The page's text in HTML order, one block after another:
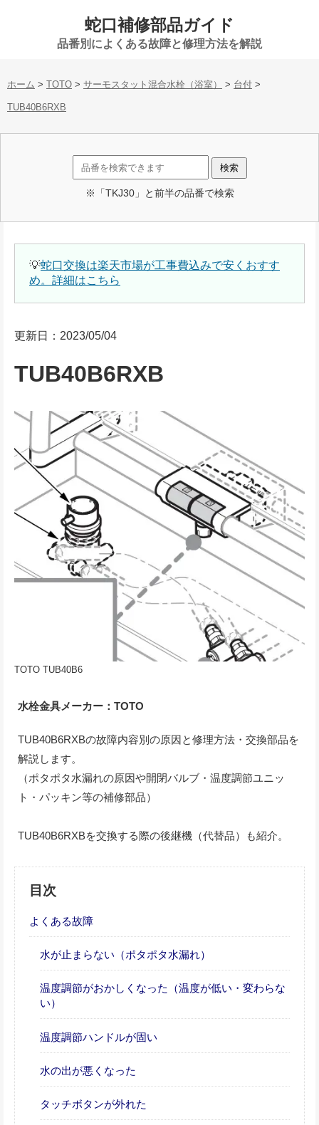
蛇口補修部品ガイド
品番別によくある故障と修理方法を解説
ホーム > TOTO > サーモスタット混合水栓（浴室） > 台付 >
TUB40B6RXB
※「TKJ30」と前半の品番で検索
💡蛇口交換は楽天市場が工事費込みで安くおすす
め。詳細はこちら
更新日：2023/05/04
TUB40B6RXB
TOTO TUB40B6
水栓金具メーカー：TOTO
TUB40B6RXBの故障内容別の原因と修理方法・交換部品を
解説します。
（ポタポタ水漏れの原因や開閉バルブ・温度調節ユニッ
ト・パッキン等の補修部品）
TUB40B6RXBを交換する際の後継機（代替品）も紹介。
目次
よくある故障
水が止まらない（ポタポタ水漏れ）
温度調節がおかしくなった（温度が低い・変わらな
い）
温度調節ハンドルが固い
水の出が悪くなった
タッチボタンが外れた